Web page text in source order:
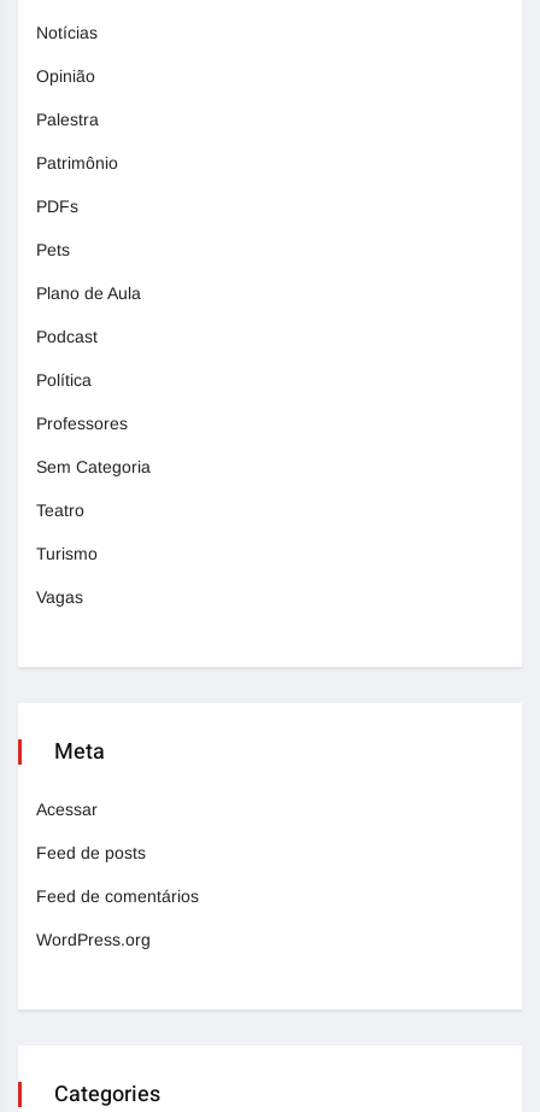
Notícias
Opinião
Palestra
Patrimônio
PDFs
Pets
Plano de Aula
Podcast
Política
Professores
Sem Categoria
Teatro
Turismo
Vagas
Meta
Acessar
Feed de posts
Feed de comentários
WordPress.org
Categories